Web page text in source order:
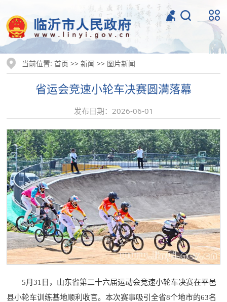
当前位置:首页 >>新闻 >> 图片新闻
省运会竞速小轮车决赛圆满落幕
发布日期：2026-06-01
5月31日，山东省第二十六届运动会竞速小轮车决赛在平邑
县小轮车训练基地顺利收官。本次赛事吸引全省8个地市的63名